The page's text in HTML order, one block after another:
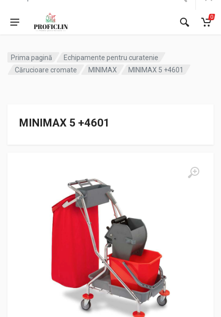
0
Prima pagină
Echipamente pentru curatenie
Cărucioare cromate
MINIMAX MINIMAX 5 +4601
MINIMAX 5 +4601